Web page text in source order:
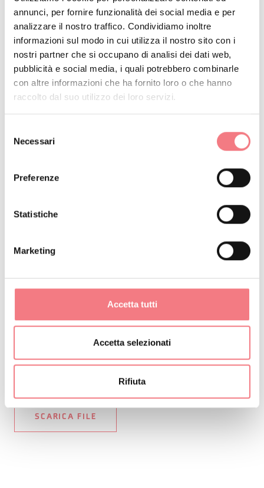
annunci, per fornire funzionalità dei social media e per
analizzare il nostro traffico. Condividiamo inoltre
informazioni sul modo in cui utilizza il nostro sito con i
nostri partner che si occupano di analisi dei dati web,
pubblicità e social media, i quali potrebbero combinarle
con altre informazioni che ha fornito loro o che hanno
raccolto dal suo utilizzo dei loro servizi.
delNecessari
Preferenze
Statistiche
Marketing
Accetta tutti
Accetta selezionati
Rifiuta
Ci si trova in un ambiente naturale che esige rispetto:
Divieto di raccolta di fiori
Divieto di balneazione
No agli schiamazzi
Divieto di accensione fuochi
Non lasciare in giro rifiuti, ma gettali negli appositi
spazi (anche i mozziconi di sigarette, i fazzolettini, le
I cani devono essere tenuti al guinzaglio e le loro
Si suggerisce di informarsi tramite il sito dell’ARPAVsu
eventuali perturbazioni prima di intraprendere il
percorso.
SCARICA FILE